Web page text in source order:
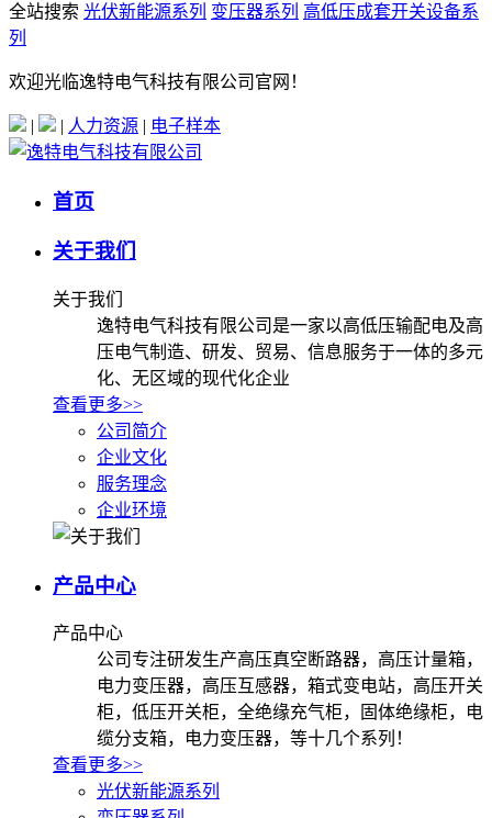
全站搜索 光伏新能源系列 变压器系列 高低压成套开关设备系
列
欢迎光临逸特电气科技有限公司官网！
| | 人力资源 | 电子样本
首页
关于我们
关于我们
逸特电气科技有限公司是一家以高低压输配电及高
压电气制造、研发、贸易、信息服务于一体的多元
化、无区域的现代化企业
查看更多>>
公司简介
企业文化
服务理念
企业环境
产品中心
产品中心
公司专注研发生产高压真空断路器，高压计量箱，
电力变压器，高压互感器，箱式变电站，高压开关
柜，低压开关柜，全绝缘充气柜，固体绝缘柜，电
缆分支箱，电力变压器，等十几个系列！
查看更多>>
光伏新能源系列